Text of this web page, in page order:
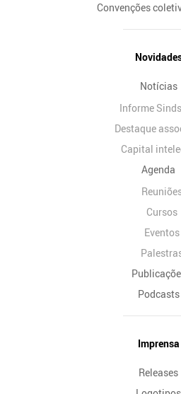
Convenções
Notícias
Informe
Destaque
Capital
Agenda
Cursos
Eventos
Podcasts
Imprensa
Releases